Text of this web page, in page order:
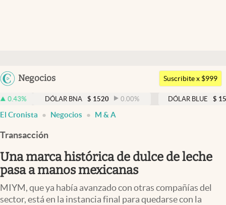
Argentina
Uruguay
Negocios
Members
Economía y Política
Finanzas y Mercados
Mercados Online
Negocios
Columnistas
Otras secciones
Suscribite x $999
DÓLAR BNA $ 1520 0.00% DÓLAR BLUE $ 1525 -0.33
El Cronista Negocios M & A
Transacción
Una marca histórica de dulce de leche
pasa a manos mexicanas
MIYM, que ya había avanzado con otras compañías del
sector, está en la instancia final para quedarse con la